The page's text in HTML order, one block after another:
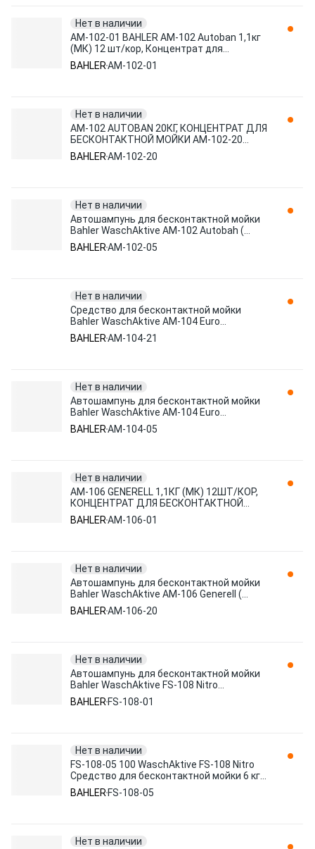
Нет в наличии
AM-102-01 BAHLER AM-102 Autoban 1,1кг
(МК) 12 шт/кор, Концентрат для
бесконтной мойки(1)
BAHLERAM-102-01
Нет в наличии
AM-102 AUTOBAN 20КГ, КОНЦЕНТРАТ ДЛЯ
БЕСКОНТАКТНОЙ МОЙКИ AM-102-20
BAHLER
BAHLERAM-102-20
Нет в наличии
Автошампунь для бесконтактной мойки
Bahler WaschAktive AM-102 Autobah (
экологический стандарт) 5л AM-102-05
BAHLERAM-102-05
Нет в наличии
Средство для бесконтактной мойки
Bahler WaschAktive AM-104 Euro
(универсальный) 20л AM-104-21
BAHLERAM-104-21
Нет в наличии
Автошампунь для бесконтактной мойки
Bahler WaschAktive AM-104 Euro
(универсальный) 5л AM-104-05
BAHLERAM-104-05
Нет в наличии
AM-106 GENERELL 1,1КГ (МК) 12ШТ/КОР,
КОНЦЕНТРАТ ДЛЯ БЕСКОНТАКТНОЙ
МОЙКИ AM-106-01 BAHLER
BAHLERAM-106-01
Нет в наличии
Автошампунь для бесконтактной мойки
Bahler WaschAktive AM-106 Generell (
дополнительный блеск) 20л AM-106-20
BAHLERAM-106-20
Нет в наличии
Автошампунь для бесконтактной мойки
Bahler WaschAktive FS-108 Nitro
(высокоэффективный) 1л FS-108-01
BAHLER FS-108-01
Нет в наличии
FS-108-05 100 WaschAktive FS-108 Nitro
Средство для бесконтактной мойки 6 кг,
шт BAHLER
BAHLER FS-108-05
Нет в наличии